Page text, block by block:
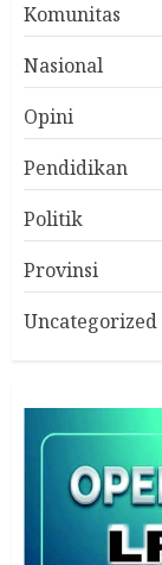
Komunitas
Nasional
Opini
Pendidikan
Politik
Provinsi
Uncategorized